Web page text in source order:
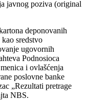
javnog poziva (original
deponovanih
sredstvo
ugovornih
Podnosioca
i ovlašćenja
poslovne banke
„Rezultati pretrage
NBS.